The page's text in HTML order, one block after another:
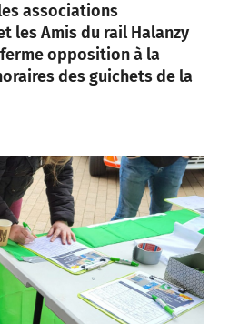
associations
les Amis du rail Halanzy
opposition à la
des guichets de la